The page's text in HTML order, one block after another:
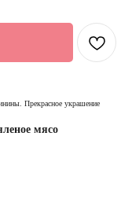
Прекрасное украшение
мясо